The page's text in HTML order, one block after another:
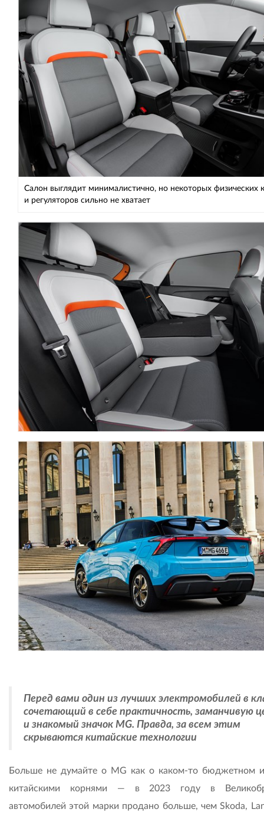
Салон выглядит минималистично, но некоторых физических
и регуляторов сильно не хватает
Перед вами один из лучших электромобилей в
сочетающий в себе практичность, заманчивую
и знакомый значок MG. Правда, за всем этим
скрываются китайские технологии
Больше не думайте о MG как о каком-то бюджетном
китайскими корнями — в 2023 году в
автомобилей этой марки продано больше, чем Skoda,